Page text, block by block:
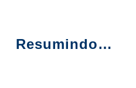
Resumindo…